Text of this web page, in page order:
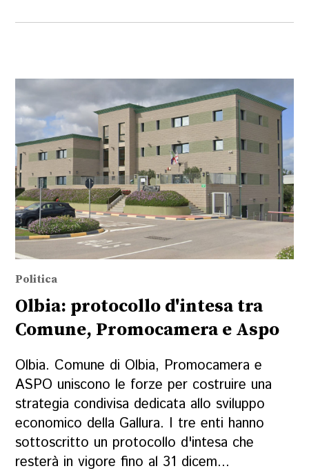
Politica
Olbia: protocollo d'intesa tra
Comune, Promocamera e Aspo
Olbia. Comune di Olbia, Promocamera e
ASPO uniscono le forze per costruire una
strategia condivisa dedicata allo sviluppo
economico della Gallura. I tre enti hanno
sottoscritto un protocollo d'intesa che
resterà in vigore fino al 31 dicem...